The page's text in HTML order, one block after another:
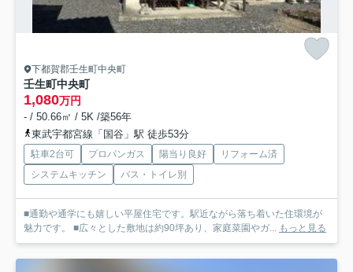
下都賀郡壬生町中央町
壬生町中央町
1,080万円
- / 50.66㎡ / 5K /築56年
東武宇都宮線「国谷」駅 徒歩53分
駐車2台可 プロパンガス 陽当り良好
リフォーム済
システムキッチン
バス・トイレ別
■通勤や通学にも嬉しい平屋住宅です。駅近ながら落ち着いた住環境が
魅力です。 ■広々とした敷地は約90坪あり、家庭菜園やガ... もっと見る